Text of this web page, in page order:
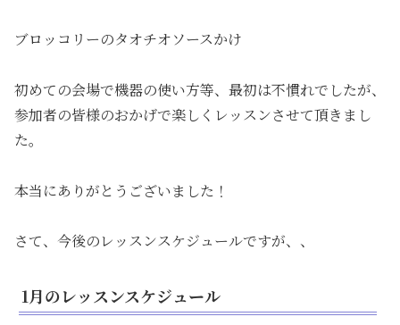
ブロッコリーのタオチオソースかけ
初めての会場で機器の使い方等、最初は不慣れでしたが、
参加者の皆様のおかげで楽しくレッスンさせて頂きまし
た。
本当にありがとうございました！
さて、今後のレッスンスケジュールですが、、
1月のレッスンスケジュール